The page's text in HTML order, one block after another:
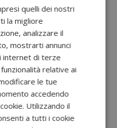
quelli dei nostri
la migliore
analizzare il
mostrarti annunci
internet di terze
relative ai
le tue
accedendo
Utilizzando il
a tutti i cookie